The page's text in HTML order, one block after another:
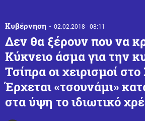
Κυβέρνηση 02.02.2018 - 08:11
Δεν θα ξέρουν που να
Κύκνειο άσμα για την
Τσίπρα οι χειρισμοί
Έρχεται «τσουνάμι»
στα ύψη το ιδιωτικό